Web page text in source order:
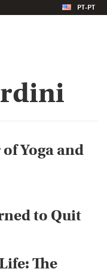
PT-PT
Yoga and
to Quit
The